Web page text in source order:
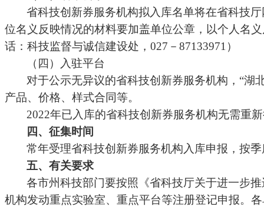
省科技创新券服务机构拟入库名单将在省科技
位名义反映情况的材料要加盖单位公章，以个人名
话：科技监督与诚信建设处，027－87133971）
（四）入驻平台
对于公示无异议的省科技创新券服务机构， “湖
产品、价格、样式合同等。
2022年已入库的省科技创新券服务机构无需重
四、征集时间
常年受理省科技创新券服务机构入库申报，按
五、有关要求
各市州科技部门要按照《省科技厅关于进一步
机构发动重点实验室、重点平台等注册登记申报。